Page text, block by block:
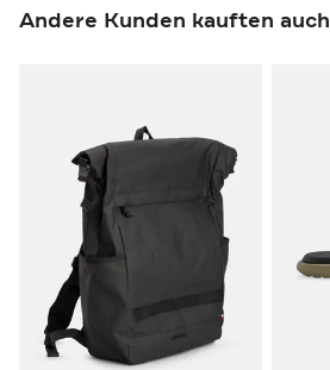
Andere Kunden kauften auch